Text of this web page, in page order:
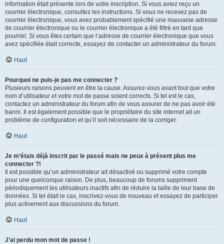
information était présente lors de votre inscription. Si vous aviez reçu un
courrier électronique, consultez les instructions. Si vous ne recevez pas de
courrier électronique, vous avez probablement spécifié une mauvaise adresse
de courrier électronique ou le courrier électronique a été filtré en tant que
pourriel. Si vous êtes certain que l’adresse de courrier électronique que vous
avez spécifiée était correcte, essayez de contacter un administrateur du forum.
Haut
Pourquoi ne puis-je pas me connecter ?
Plusieurs raisons peuvent en être la cause. Assurez-vous avant tout que votre
nom d’utilisateur et votre mot de passe soient corrects. Si tel est le cas,
contactez un administrateur du forum afin de vous assurer de ne pas avoir été
banni. Il est également possible que le propriétaire du site internet ait un
problème de configuration et qu’il soit nécessaire de la corriger.
Haut
Je m’étais déjà inscrit par le passé mais ne peux à présent plus me
connecter ?!
Il est possible qu’un administrateur ait désactivé ou supprimé votre compte
pour une quelconque raison. De plus, beaucoup de forums suppriment
périodiquement les utilisateurs inactifs afin de réduire la taille de leur base de
données. Si tel était le cas, inscrivez-vous de nouveau et essayez de participer
plus activement aux discussions du forum.
Haut
J’ai perdu mon mot de passe !